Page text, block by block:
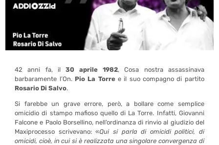
42 anni fa, il 30 aprile 1982, Cosa nostra assassinava
barbaramente l’On. Pio La Torree il suo compagno di partito
Rosario Di Salvo.
Si farebbe un grave errore, però, a bollare come semplice
omicidio di stampo mafioso quello di La Torre. Infatti, Giovanni
Falcone e Paolo Borsellino, nell’ordinanza di rinvio al giudizio del
Maxiprocesso scrivevano: «Qui si parla di omicidi politici, di
omicidi, cioè, in cui si è realizzata una singolare convergenza di